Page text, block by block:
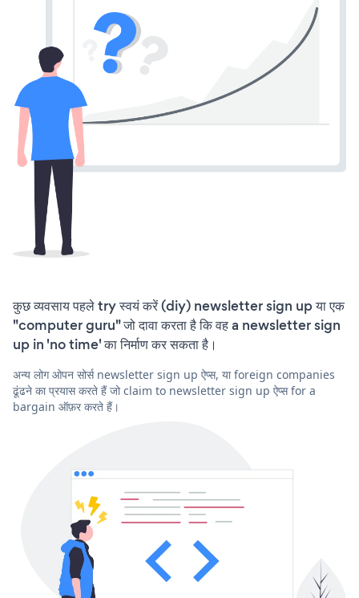
कुछ व्यवसाय पहले try स्वयं करें (diy) newsletter sign up या एक
"computer guru" जो दावा करता है कि वह a newsletter sign
up in 'no time' का निर्माण कर सकता है।
अन्य लोग ओपन सोर्स newsletter sign up ऐप्स, या foreign companies
ढूंढने का प्रयास करते हैं जो claim to newsletter sign up ऐप्स for a
bargain ऑफ़र करते हैं।